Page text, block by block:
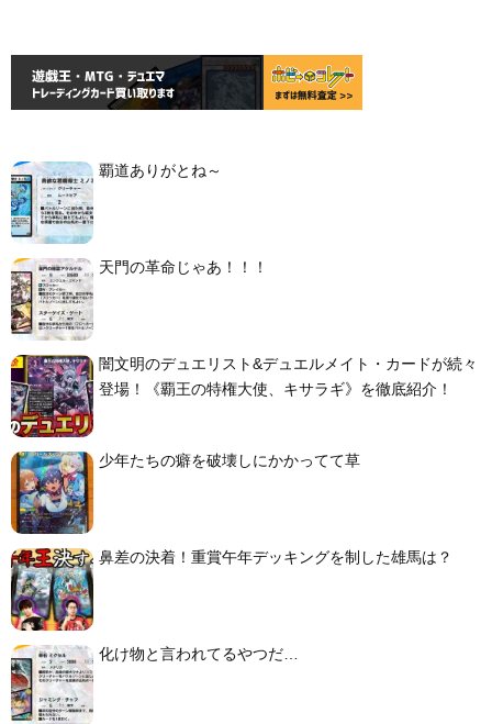
覇道ありがとね～
天門の革命じゃあ！！！
闇文明のデュエリスト&デュエルメイト・カードが続々
登場！《覇王の特権大使、キサラギ》を徹底紹介！
少年たちの癖を破壊しにかかってて草
鼻差の決着！重賞午年デッキングを制した雄馬は？
化け物と言われてるやつだ…